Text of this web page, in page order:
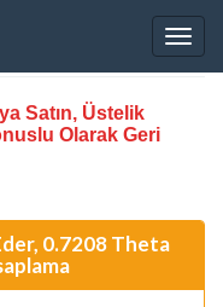
Satın, Üstelik
Olarak Geri
0.7208 Theta